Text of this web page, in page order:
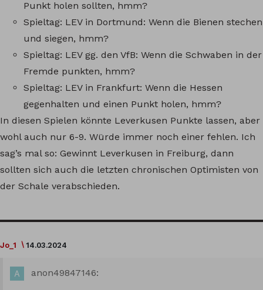
Punkt holen sollten, hmm?
Spieltag: LEV in Dortmund: Wenn die Bienen stechen
und siegen, hmm?
Spieltag: LEV gg. den VfB: Wenn die Schwaben in der
Fremde punkten, hmm?
Spieltag: LEV in Frankfurt: Wenn die Hessen
gegenhalten und einen Punkt holen, hmm?
In diesen Spielen könnte Leverkusen Punkte lassen, aber
wohl auch nur 6-9. Würde immer noch einer fehlen. Ich
sag’s mal so: Gewinnt Leverkusen in Freiburg, dann
sollten sich auch die letzten chronischen Optimisten von
der Schale verabschieden.
Jo_1 14.03.2024
anon49847146: